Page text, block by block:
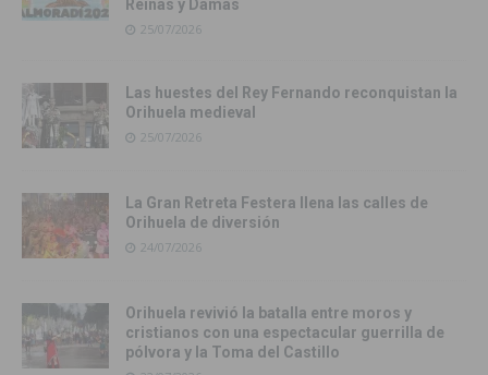
Reinas y Damas
25/07/2026
Las huestes del Rey Fernando reconquistan la
Orihuela medieval
25/07/2026
La Gran Retreta Festera llena las calles de
Orihuela de diversión
24/07/2026
Orihuela revivió la batalla entre moros y
cristianos con una espectacular guerrilla de
pólvora y la Toma del Castillo